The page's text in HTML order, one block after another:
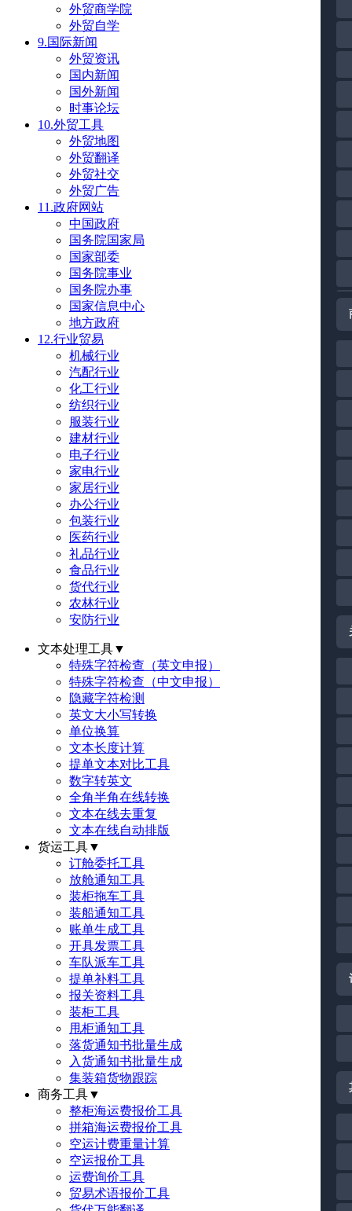
外贸商学院
外贸自学
9.国际新闻
外贸资讯
国内新闻
国外新闻
时事论坛
10.外贸工具
外贸地图
外贸翻译
外贸社交
外贸广告
11.政府网站
中国政府
国务院国家局
国家部委
国务院事业
国务院办事
国家信息中心
地方政府
12.行业贸易
机械行业
汽配行业
化工行业
纺织行业
服装行业
建材行业
电子行业
家电行业
家居行业
办公行业
包装行业
医药行业
礼品行业
食品行业
货代行业
农林行业
安防行业
文本处理工具▼
特殊字符检查（英文申报）
特殊字符检查（中文申报）
隐藏字符检测
英文大小写转换
单位换算
文本长度计算
提单文本对比工具
数字转英文
全角半角在线转换
文本在线去重复
文本在线自动排版
货运工具▼
订舱委托工具
放舱通知工具
装柜拖车工具
装船通知工具
账单生成工具
开具发票工具
车队派车工具
提单补料工具
报关资料工具
装柜工具
甩柜通知工具
落货通知书批量生成
入货通知书批量生成
集装箱货物跟踪
商务工具▼
整柜海运费报价工具
拼箱海运费报价工具
空运计费重量计算
空运报价工具
运费询价工具
贸易术语报价工具